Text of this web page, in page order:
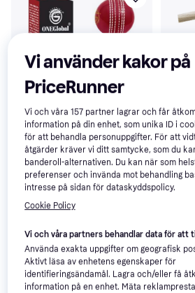
ONEGlobal Incrediball Mjuk
Övning Cricketboll 3-Röd
Senior
291 kr
Barn
Vi använder kakor på
PriceRunner
Vi och våra157 partner lagrar och får
information på din enhet, som unika ID i
för att behandla personuppgifter. För att
åtgärder kräver vi ditt samtycke, som du
banderoll-alternativen. Du kan när som
preferenser och invända mot behandling
intresse på sidan för dataskyddspolicy.
Cookie Policy
Vi och våra partners behandlar data för att
Använda exakta uppgifter om geografisk
Aktivt läsa av enhetens egenskaper för
identifieringsändamål. Lagra och/eller få
information på en enhet. Mäta